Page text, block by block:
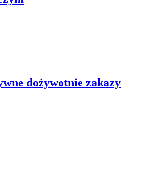
dożywotnie zakazy